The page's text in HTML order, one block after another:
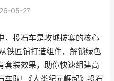
05-27
，投石车是攻城拔寨的核心
铁匠铺打造组件，解锁绿色
套装效果，助你快速组建高
车队!,《人类纪元崛起》投石